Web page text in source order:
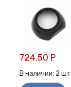
724.50 Р
В наличии: 2